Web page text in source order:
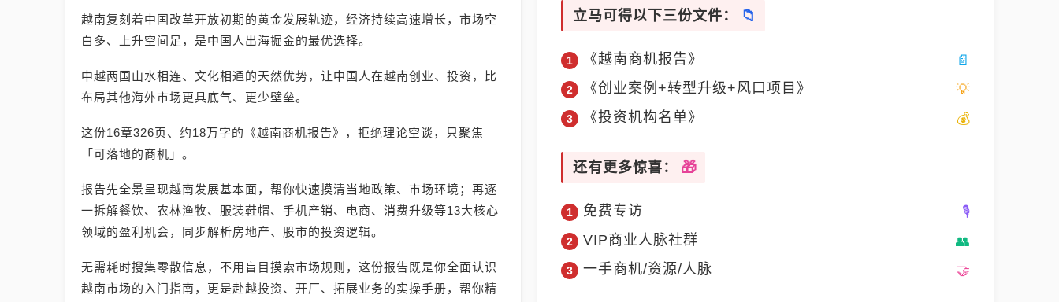
越南复刻着中国改革开放初期的黄金发展轨迹，经济持续高速增长，市场空
白多、上升空间足，是中国人出海掘金的最优选择。
中越两国山水相连、文化相通的天然优势，让中国人在越南创业、投资，比
布局其他海外市场更具底气、更少壁垒。
这份16章326页、约18万字的《越南商机报告》，拒绝理论空谈，只聚焦
「可落地的商机」。
报告先全景呈现越南发展基本面，帮你快速摸清当地政策、市场环境；再逐
一拆解餐饮、农林渔牧、服装鞋帽、手机产销、电商、消费升级等13大核心
领域的盈利机会，同步解析房地产、股市的投资逻辑。
无需耗时搜集零散信息，不用盲目摸索市场规则，这份报告既是你全面认识
越南市场的入门指南，更是赴越投资、开厂、拓展业务的实操手册，帮你精
立马可得以下三份文件：
《越南商机报告》
《创业案例+转型升级+风口项目》
《投资机构名单》
还有更多惊喜：
免费专访
VIP商业人脉社群
一手商机/资源/人脉